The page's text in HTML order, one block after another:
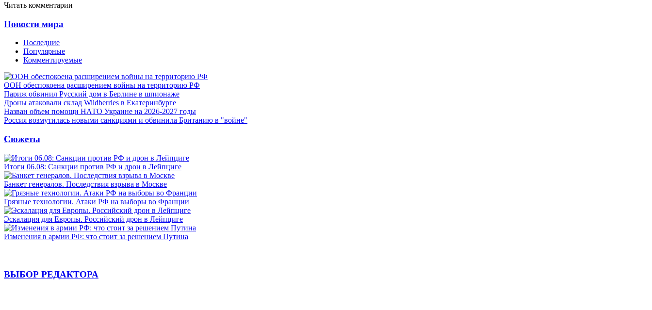
Читать комментарии
Новости мира
Последние
Популярные
Комментируемые
ООН обеспокоена расширением войны на территорию РФ
Париж обвинил Русский дом в Берлине в шпионаже
Дроны атаковали склад Wildberries в Екатеринбурге
Назван объем помощи НАТО Украине на 2026-2027 годы
Россия возмутилась новыми санкциями и обвинила Британию в "войне"
Сюжеты
Итоги 06.08: Санкции против РФ и дрон в Лейпциге
Банкет генералов. Последствия взрыва в Москве
Грязные технологии. Атаки РФ на выборы во Франции
Эскалация для Европы. Российский дрон в Лейпциге
Изменения в армии РФ: что стоит за решением Путина
ВЫБОР РЕДАКТОРА